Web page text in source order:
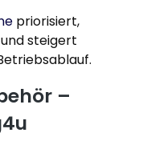
priorisiert,
steigert
–